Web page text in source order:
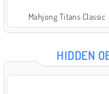
Mahjong Titans Classic
HIDDEN